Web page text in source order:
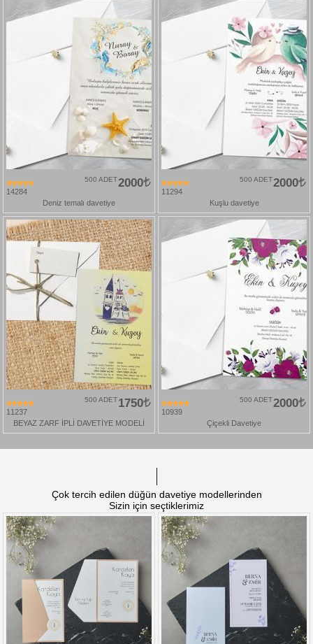
14284
2000
500 ADET
Deniz temalı davetiye
11294
2000
500 ADET
Kuşlu davetiye
11237
1750
500 ADET
BEYAZ ZARF İPLİ DAVETİYE MODELİ
10939
2000
500 ADET
Çiçekli Davetiye
Çok tercih edilen düğün davetiye modellerinden
Sizin için seçtiklerimiz